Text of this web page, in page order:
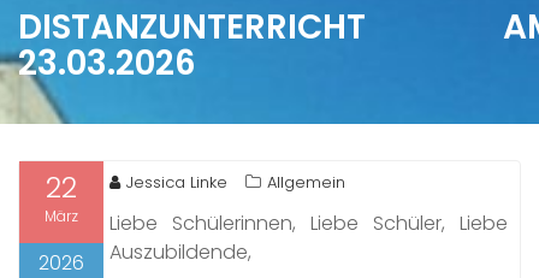
DISTANZUNTERRICHT
23.03.2026
22
März
2026
Jessica Linke Allgemein
Liebe Schülerinnen, Liebe Schüler, Liebe
Auszubildende,